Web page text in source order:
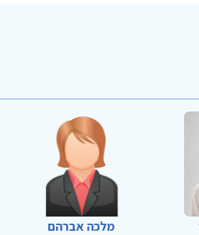
מלכה אברהם